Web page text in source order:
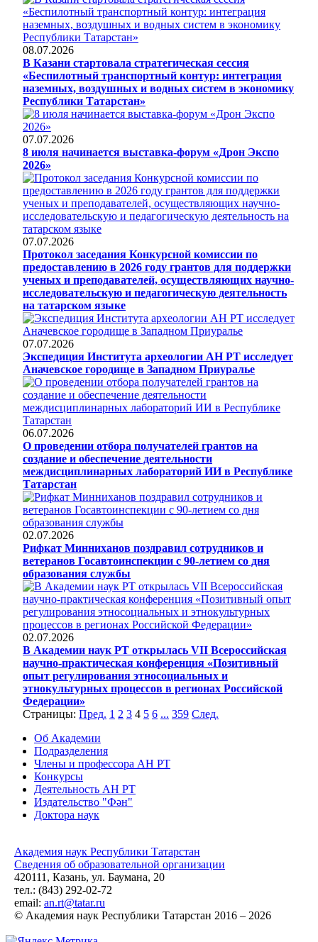
08.07.2026
В Казани стартовала стратегическая сессия
«Беспилотный транспортный контур: интеграция
наземных, воздушных и водных систем в экономику
Республики Татарстан»
07.07.2026
8 июля начинается выставка-форум «Дрон Экспо
2026»
07.07.2026
Протокол заседания Конкурсной комиссии по
предоставлению в 2026 году грантов для поддержки
ученых и преподавателей, осуществляющих научно-
исследовательскую и педагогическую деятельность
на татарском языке
07.07.2026
Экспедиция Института археологии АН РТ исследует
Аначевское городище в Западном Приуралье
06.07.2026
О проведении отбора получателей грантов на
создание и обеспечение деятельности
междисциплинарных лабораторий ИИ в Республике
Татарстан
02.07.2026
Рифкат Минниханов поздравил сотрудников и
ветеранов Госавтоинспекции с 90-летием со дня
образования службы
02.07.2026
В Академии наук РТ открылась VII Всероссийская
научно-практическая конференция «Позитивный
опыт регулирования этносоциальных и
этнокультурных процессов в регионах Российской
Федерации»
Страницы: Пред. 1 2 3 4 5 6 ... 359 След.
Об Академии
Подразделения
Члены и профессора АН РТ
Конкурсы
Деятельность АН РТ
Издательство "Фән"
Доктора наук
Академия наук Республики Татарстан
Сведения об образовательной организации
420111, Казань, ул. Баумана, 20
тел.: (843) 292-02-72
email: an.rt@tatar.ru
© Академия наук Республики Татарстан 2016 – 2026